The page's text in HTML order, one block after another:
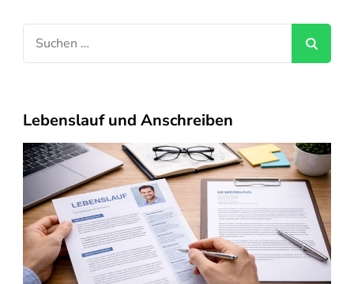
Suchen
Lebenslauf und Anschreiben